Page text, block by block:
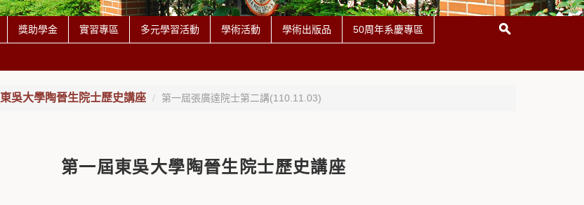
獎助學金 實習專區 多元學習活動 學術活動 學術出版品 50周年系慶專區
東吳大學陶晉生院士歷史講座 第一屆張廣達院士第二講(110.11.03)
第一屆東吳大學陶晉生院士歷史講座